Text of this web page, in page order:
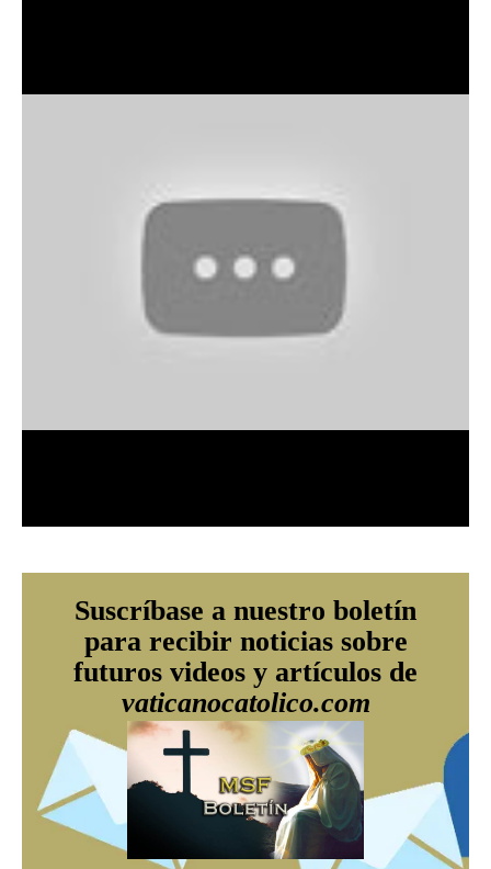
Suscríbase a nuestro boletín
para recibir noticias sobre
futuros videos y artículos de
vaticanocatolico.com